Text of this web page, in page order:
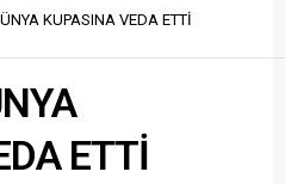
KUPASINA VEDA ETTİ
ETTİ